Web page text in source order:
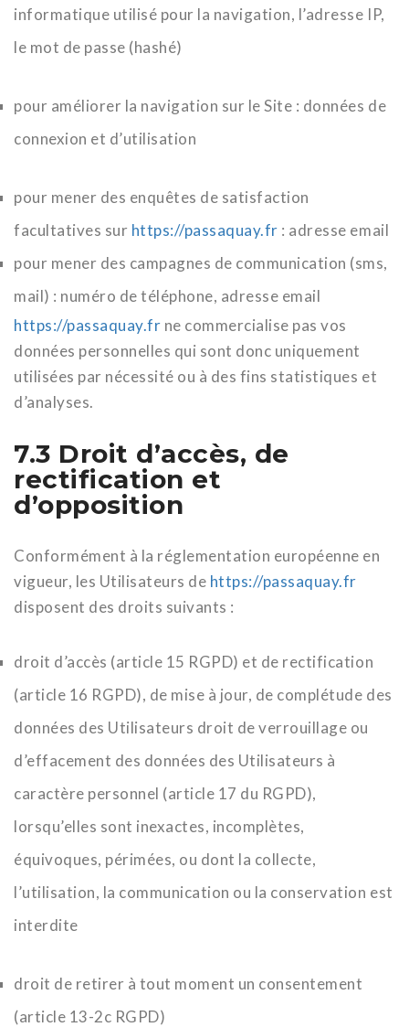
informatique utilisé pour la navigation, l’adresse IP,
le mot de passe (hashé)
pour améliorer la navigation sur le Site : données de
connexion et d’utilisation
pour mener des enquêtes de satisfaction
facultatives sur https://passaquay.fr : adresse email
pour mener des campagnes de communication (sms,
mail) : numéro de téléphone, adresse email
https://passaquay.fr ne commercialise pas vos
données personnelles qui sont donc uniquement
utilisées par nécessité ou à des fins statistiques et
d’analyses.
7.3 Droit d’accès, de
rectification et
d’opposition
Conformément à la réglementation européenne en
vigueur, les Utilisateurs de https://passaquay.fr
disposent des droits suivants :
droit d’accès (article 15 RGPD) et de rectification
(article 16 RGPD), de mise à jour, de complétude des
données des Utilisateurs droit de verrouillage ou
d’effacement des données des Utilisateurs à
caractère personnel (article 17 du RGPD),
lorsqu’elles sont inexactes, incomplètes,
équivoques, périmées, ou dont la collecte,
l’utilisation, la communication ou la conservation est
interdite
droit de retirer à tout moment un consentement
(article 13-2c RGPD)